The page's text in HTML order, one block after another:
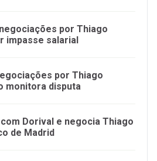
por Thiago
impasse salarial
por Thiago
monitora disputa
Dorival e negocia Thiago
de Madrid